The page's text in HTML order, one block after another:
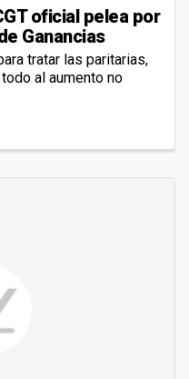
oficial pelea por
Ganancias
tratar las paritarias,
al aumento no